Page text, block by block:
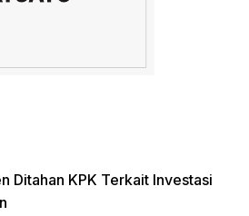
Ditahan KPK Terkait Investasi